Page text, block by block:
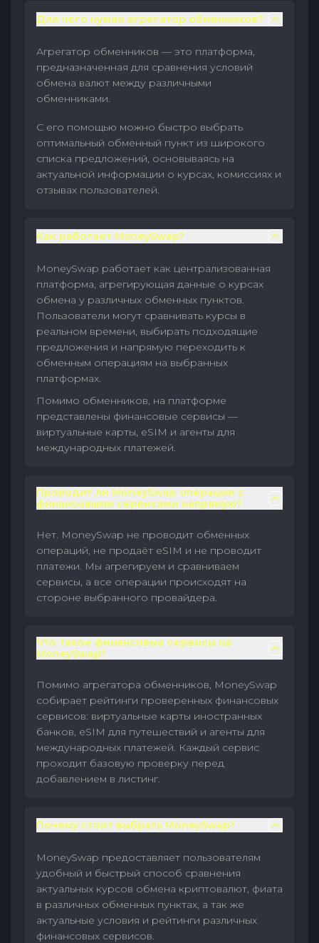
Для чего нужен агрегатор обменников?
Агрегатор обменников — это платформа,
предназначенная для сравнения условий
обмена валют между различными
обменниками.
С его помощью можно быстро выбрать
оптимальный обменный пункт из широкого
списка предложений, основываясь на
актуальной информации о курсах, комиссиях и
отзывах пользователей.
Как работает MoneySwap?
MoneySwap работает как централизованная
платформа, агрегирующая данные о курсах
обмена у различных обменных пунктов.
Пользователи могут сравнивать курсы в
реальном времени, выбирать подходящие
предложения и напрямую переходить к
обменным операциям на выбранных
платформах.
Помимо обменников, на платформе
представлены финансовые сервисы —
виртуальные карты, eSIM и агенты для
международных платежей.
Проводит ли MoneySwap операции с
финансовыми сервисами напрямую?
Нет. MoneySwap не проводит обменных
операций, не продаёт eSIM и не проводит
платежи. Мы агрегируем и сравниваем
сервисы, а все операции происходят на
стороне выбранного провайдера.
Что такое финансовые сервисы на
MoneySwap?
Помимо агрегатора обменников, MoneySwap
собирает рейтинги проверенных финансовых
сервисов: виртуальные карты иностранных
банков, eSIM для путешествий и агенты для
международных платежей. Каждый сервис
проходит базовую проверку перед
добавлением в листинг.
Почему стоит выбрать MoneySwap?
MoneySwap предоставляет пользователям
удобный и быстрый способ сравнения
актуальных курсов обмена криптовалют, фиата
в различных обменных пунктах, а так же
актуальные условия и рейтинги различных
финансовых сервисов.